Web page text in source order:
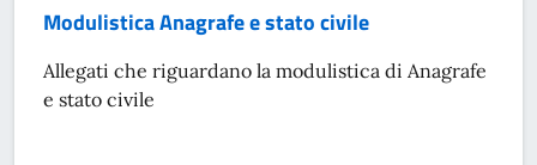
Modulistica Anagrafe e stato civile
Allegati che riguardano la modulistica di Anagrafe
e stato civile